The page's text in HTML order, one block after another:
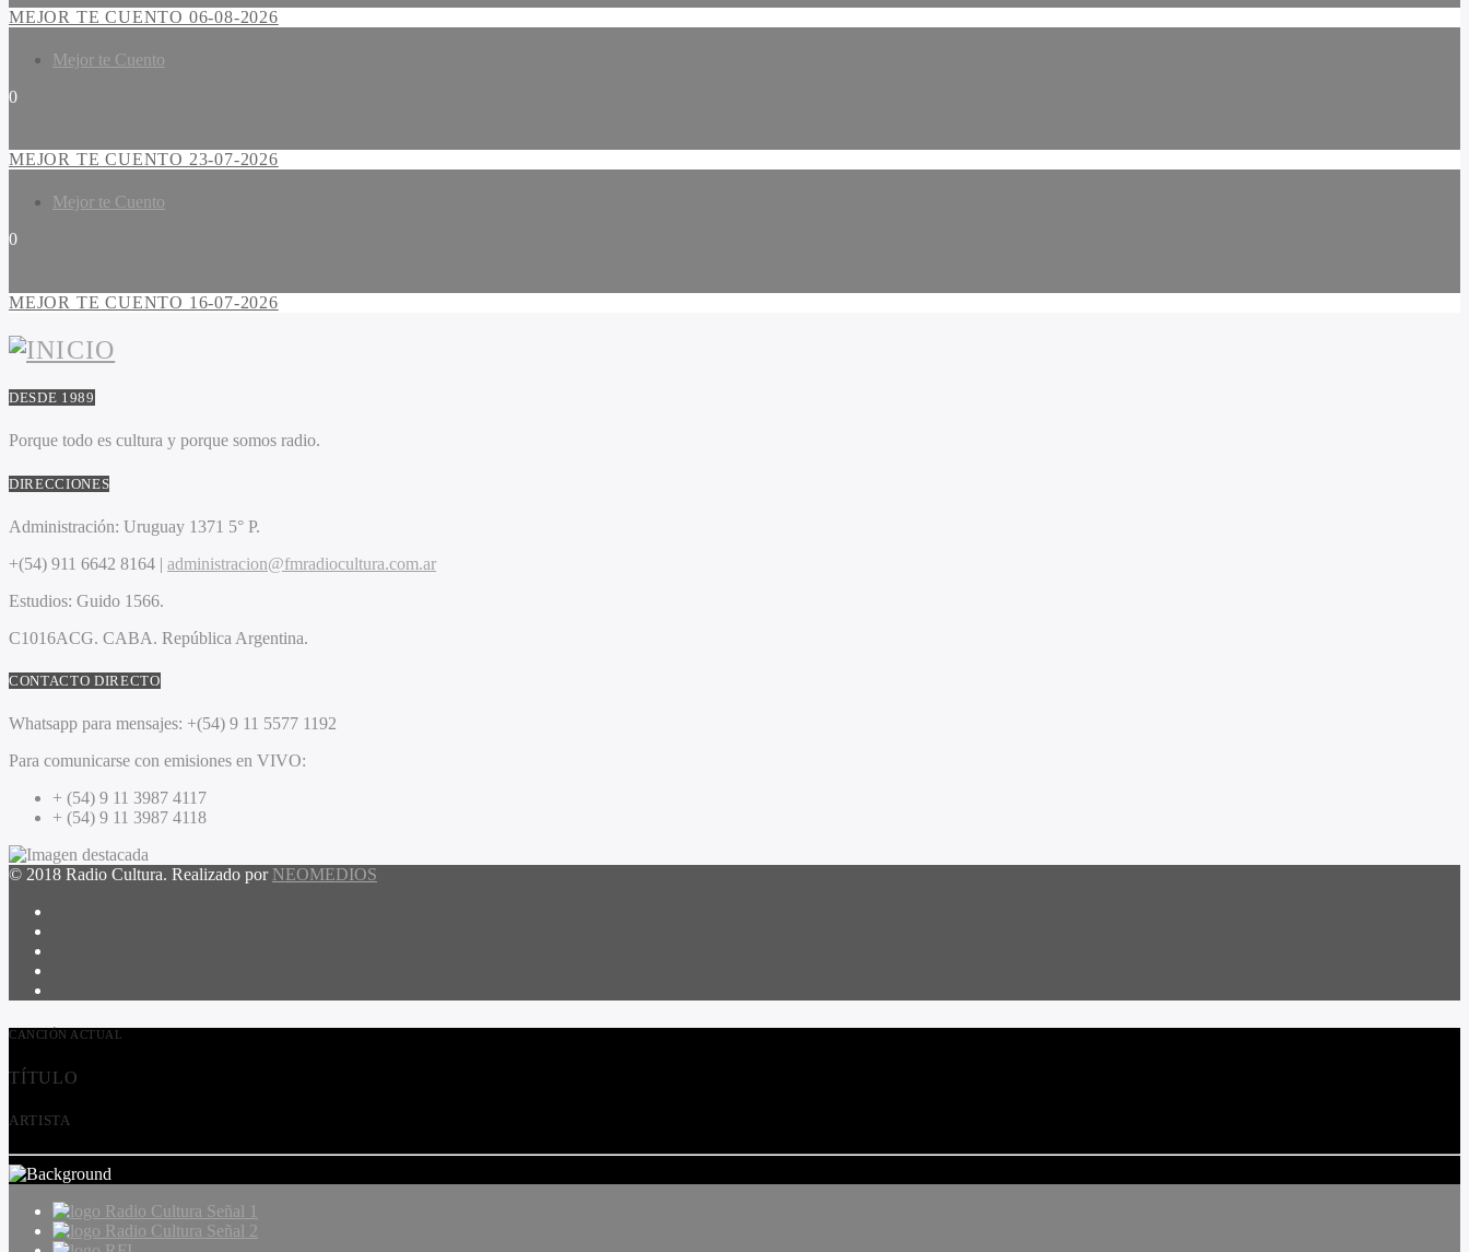
MEJOR TE CUENTO 06-08-2026
Mejor te Cuento
0
MEJOR TE CUENTO 23-07-2026
Mejor te Cuento
0
MEJOR TE CUENTO 16-07-2026
DESDE 1989
Porque todo es cultura y porque somos radio.
DIRECCIONES
Administración: Uruguay 1371 5° P.
+(54) 911 6642 8164 | administracion@fmradiocultura.com.ar
Estudios: Guido 1566.
C1016ACG. CABA. República Argentina.
CONTACTO DIRECTO
Whatsapp para mensajes: +(54) 9 11 5577 1192
Para comunicarse con emisiones en VIVO:
+ (54) 9 11 3987 4117
+ (54) 9 11 3987 4118
© 2018 Radio Cultura. Realizado por NEOMEDIOS
CANCIÓN ACTUAL
TÍTULO
ARTISTA
Radio Cultura Señal 1
Radio Cultura Señal 2